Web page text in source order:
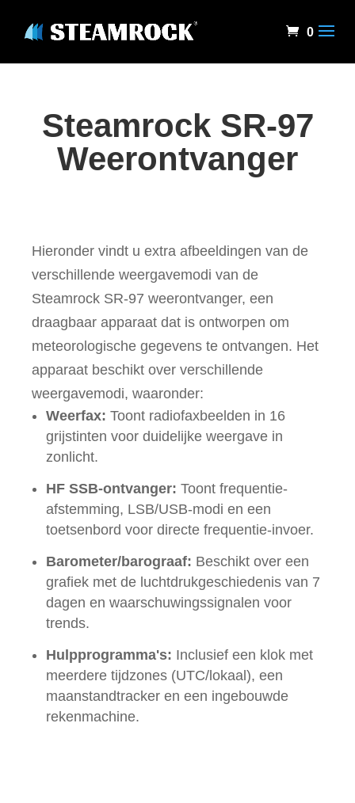
0
Steamrock SR-97
Weerontvanger
Hieronder vindt u extra afbeeldingen van de
verschillende weergavemodi van de
Steamrock SR-97 weerontvanger, een
draagbaar apparaat dat is ontworpen om
meteorologische gegevens te ontvangen. Het
apparaat beschikt over verschillende
weergavemodi, waaronder:
Weerfax: Toont radiofaxbeelden in 16
grijstinten voor duidelijke weergave in
zonlicht.
HF SSB-ontvanger: Toont frequentie-
afstemming, LSB/USB-modi en een
toetsenbord voor directe frequentie-invoer.
Barometer/barograaf: Beschikt over een
grafiek met de luchtdrukgeschiedenis van 7
dagen en waarschuwingssignalen voor
trends.
Hulpprogramma's: Inclusief een klok met
meerdere tijdzones (UTC/lokaal), een
maanstandtracker en een ingebouwde
rekenmachine.